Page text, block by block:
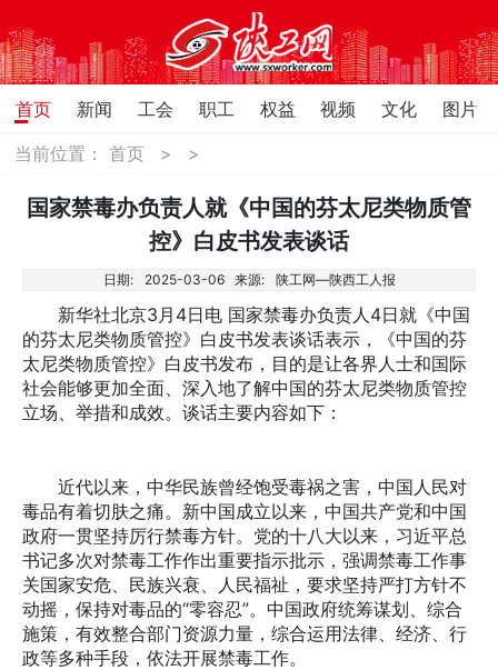
首页 新闻 工会 职工 权益 视频 文化
图片
当前位置：首页 > >
国家禁毒办负责人就《中国的芬太尼类物质管
控》白皮书发表谈话
日期: 2025-03-06 来源: 陕工网—陕西工人报
新华社北京3月4日电 国家禁毒办负责人4日就《中国
的芬太尼类物质管控》白皮书发表谈话表示，《中国的芬
太尼类物质管控》白皮书发布，目的是让各界人士和国际
社会能够更加全面、深入地了解中国的芬太尼类物质管控
立场、举措和成效。谈话主要内容如下：
近代以来，中华民族曾经饱受毒祸之害，中国人民对
毒品有着切肤之痛。新中国成立以来，中国共产党和中国
政府一贯坚持厉行禁毒方针。党的十八大以来，习近平总
书记多次对禁毒工作作出重要指示批示，强调禁毒工作事
关国家安危、民族兴衰、人民福祉，要求坚持严打方针不
动摇，保持对毒品的“零容忍”。中国政府统筹谋划、综合
施策，有效整合部门资源力量，综合运用法律、经济、行
政等多种手段，依法开展禁毒工作。